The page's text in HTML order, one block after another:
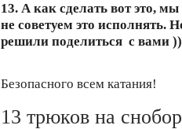
13. А как сделать вот это,
не советуем это исполнять.
решили поделиться с вами ))
Безопасного всем катания!
13 трюков на